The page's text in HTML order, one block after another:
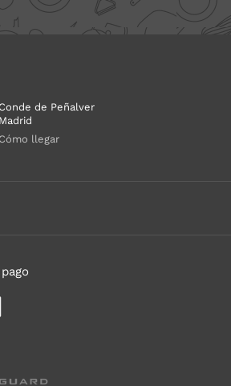
Conde de Peñalver
Madrid
Cómo llegar